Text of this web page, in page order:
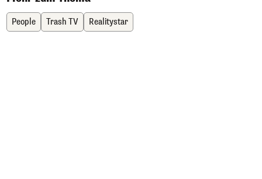
People Trash TV Realitystar